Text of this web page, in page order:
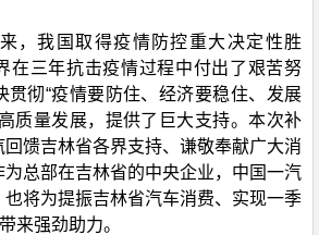
，我国取得疫情防控重大决定性胜
在三年抗击疫情过程中付出了艰苦努
贯彻“疫情要防住、经济要稳住、发展
质量发展，提供了巨大支持。本次补
馈吉林省各界支持、谦敬奉献广大消
总部在吉林省的中央企业，中国一汽
将为提振吉林省汽车消费、实现一季
来强劲助力。